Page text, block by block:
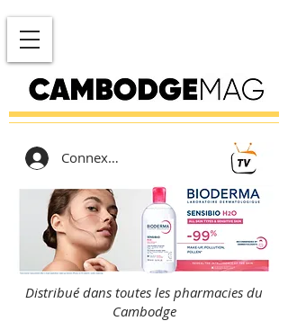
Connexion
Distribué dans toutes les pharmacies du
Cambodge